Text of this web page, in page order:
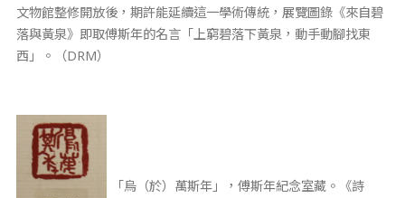
文物館整修開放後，期許能延續這一學術傳統，展覽圖錄《來自碧
落與黃泉》即取傅斯年的名言「上窮碧落下黃泉，動手動腳找東
西」。（DRM）
「烏（於）萬斯年」，傅斯年紀念室藏。《詩